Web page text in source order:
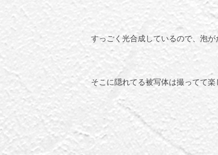
すっごく光合成しているので、泡
そこに隠れてる被写体は撮ってて